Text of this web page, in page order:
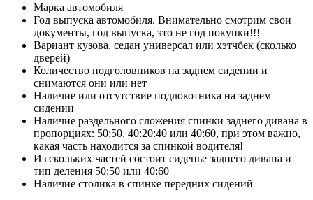
Марка автомобиля
Год выпуска автомобиля. Внимательно смотрим свои
документы, год выпуска, это не год покупки!!!
Вариант кузова, седан универсал или хэтчбек (сколько
дверей)
Количество подголовников на заднем сидении и
снимаются они или нет
Наличие или отсутствие подлокотника на заднем
сидении
Наличие раздельного сложения спинки заднего дивана в
пропорциях: 50:50, 40:20:40 или 40:60, при этом важно,
какая часть находится за спинкой водителя!
Из скольких частей состоит сиденье заднего дивана и
тип деления 50:50 или 40:60
Наличие столика в спинке передних сидений